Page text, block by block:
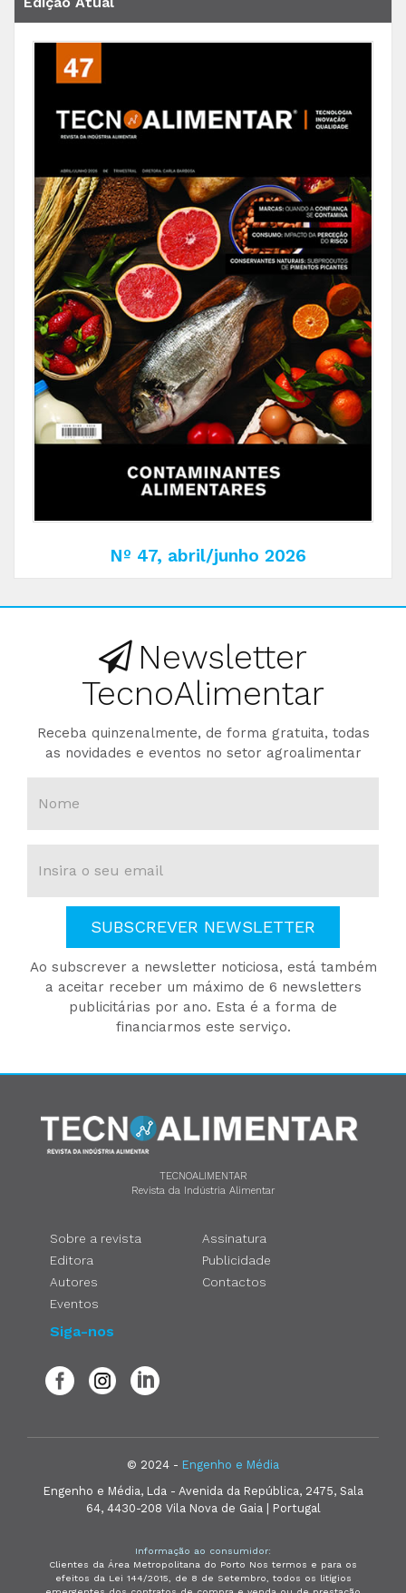
Nº 47, abril/junho 2026
Newsletter
TecnoAlimentar
Receba quinzenalmente, de forma gratuita, todas
as novidades e eventos no setor agroalimentar
SUBSCREVER NEWSLETTER
Ao subscrever a newsletter noticiosa, está também
a aceitar receber um máximo de 6 newsletters
publicitárias por ano. Esta é a forma de
financiarmos este serviço.
TECNOALIMENTAR
Revista da Indústria Alimentar
Sobre a revista
Editora
Autores
Eventos
Assinatura
Publicidade
Contactos
Siga-nos
© 2024 - Engenho e Média
Engenho e Média, Lda - Avenida da República, 2475, Sala
64, 4430-208 Vila Nova de Gaia | Portugal
Informação ao consumidor:
Clientes da Área Metropolitana do Porto Nos termos e para os
efeitos da Lei 144/2015, de 8 de Setembro, todos os litígios